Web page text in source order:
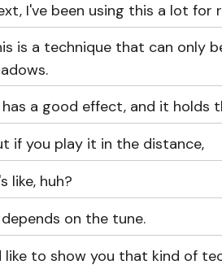
I've been using this a lot for
is a technique that can only
a good effect, and it holds
if you play it in the distance,
like, huh?
on the tune.
like to show you that kind of